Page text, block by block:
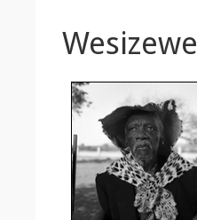
Wesizewe